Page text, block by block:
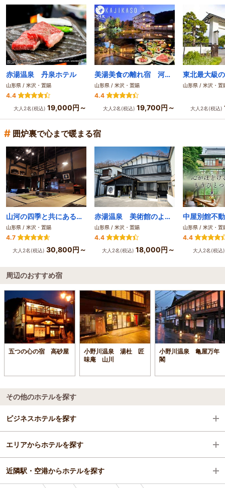
赤湯温泉 丹泉ホテル
山形県 / 米沢・置賜
4.4
大人2名(税込) 19,000円～
美湯美食の離れ宿 河鹿荘（米沢・小野川温泉）
山形県 / 米沢・置賜
4.4
大人2名(税込) 19,700円～
山形県 / 米沢・置
大人2名(税込)
# 囲炉裏で心まで暖まる宿
山河の四季と共にあるがままの吾に環る茅葺の古宿 湯滝の宿西屋
山形県 / 米沢・置賜
4.7
大人2名(税込) 30,800円～
赤湯温泉 美術館のような宿 旅館大和屋
山形県 / 米沢・置賜
4.4
大人2名(税込) 18,000円～
中屋別館不
山形県 / 米沢・置
4.4
大人2名(税
周辺のおすすめ宿
五つの心の宿 高砂屋
小野川温泉 湯杜 匠
味庵 山川
小野川温泉 亀屋万年
閣
その他のホテルを探す
ビジネスホテルを探す
山形県
米沢・置賜
エリアからホテルを探す
山形県
近隣駅・空港からホテルを探す